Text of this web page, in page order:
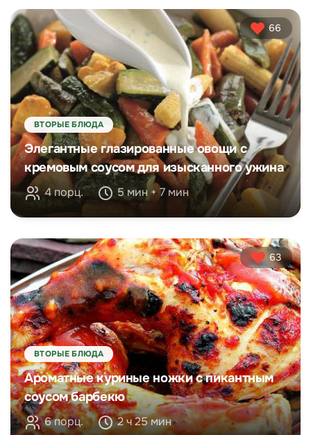
66
ВТОРЫЕ БЛЮДА
Элегантные глазированные овощи с
кремовым соусом для изысканного ужина
4 порц. 5 мин + 7 мин
63
ВТОРЫЕ БЛЮДА
Ароматные куриные ножки с пикантным
соусом барбекю
6 порц. 2 ч 25 мин